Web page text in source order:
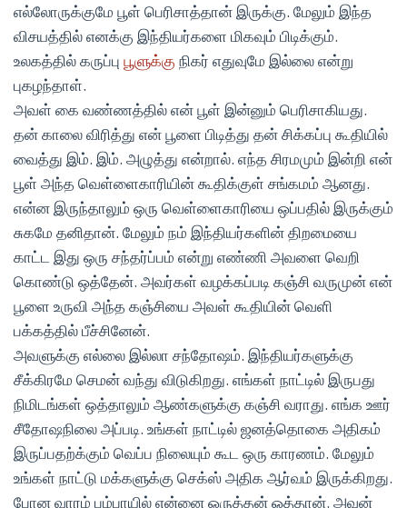
எல்லோருக்குமே பூள் பெரிசாத்தான் இருக்கு. மேலும் இந்த
விசயத்தில் எனக்கு இந்தியர்களை மிகவும் பிடிக்கும்.
உலகத்தில் கருப்பு பூளுக்கு நிகர் எதுவுமே இல்லை என்று
புகழந்தாள்.
அவள் கை வண்ணத்தில் என் பூள் இன்னும் பெரிசாகியது.
தன் காலை விரித்து என் பூளை பிடித்து தன் சிக்கப்பு கூதியில்
வைத்து இம். இம். அழுத்து என்றால். எந்த சிரமமும் இன்றி என்
பூள் அந்த வெள்ளைகாரியின் கூதிக்குள் சங்கமம் ஆனது.
என்ன இருந்தாலும் ஒரு வெள்ளைகாரியை ஒப்பதில் இருக்கும்
சுகமே தனிதான். மேலும் நம் இந்தியர்களின் திறமையை
காட்ட இது ஒரு சந்தர்ப்பம் என்று எண்ணி அவளை வெறி
கொண்டு ஒத்தேன். அவர்கள் வழக்கப்படி கஞ்சி வருமுன் என்
பூளை உருவி அந்த கஞ்சியை அவள் கூதியின் வெளி
பக்கத்தில் பீச்சினேன்.
அவளுக்கு எல்லை இல்லா சந்தோஷம். இந்தியர்களுக்கு
சீக்கிரமே செமன் வந்து விடுகிறது. எங்கள் நாட்டில் இருபது
நிமிடங்கள் ஒத்தாலும் ஆண்களுக்கு கஞ்சி வராது. எங்க ஊர்
சீதோஷநிலை அப்படி. உங்கள் நாட்டில் ஜனத்தொகை அதிகம்
இருப்பதற்க்கும் வெப்ப நிலையும் கூட ஒரு காரணம். மேலும்
உங்கள் நாட்டு மக்களுக்கு செக்ஸ் அதிக ஆர்வம் இருக்கிறது.
போன வாரம் பம்பாயில் என்னை ஒருத்தன் ஓத்தான். அவன்